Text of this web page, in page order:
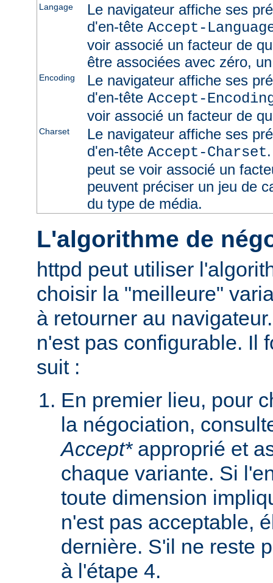
Langage
Le navigateur affiche ses
d'en-tête Accept-
voir associé un facteur de
être associées avec zéro,
Encoding
Le navigateur affiche ses
d'en-tête Accept-
voir associé un facteur de
Charset
Le navigateur affiche ses
d'en-tête Accept-Charset
peut se voir associé un
peuvent préciser un jeu de
du type de média.
L'algorithme de
httpd peut utiliser
choisir la "meilleure"
à retourner au
n'est pas configurable. Il
suit :
En premier lieu, pour
la négociation,
Accept*approprié et
chaque variante. Si
toute dimension
n'est pas acceptable,
dernière. S'il ne reste
à l'étape 4.